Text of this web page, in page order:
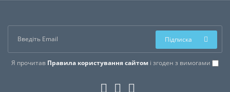
Я прочитав Правила користування сайтом і згоден з вимогами
Підписка